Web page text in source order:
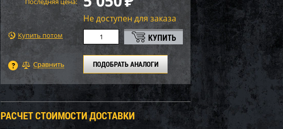
Не доступен для заказа
Купить потом
ПОДОБРАТЬ АНАЛОГИ
РАСЧЕТ СТОИМОСТИ ДОСТАВКИ